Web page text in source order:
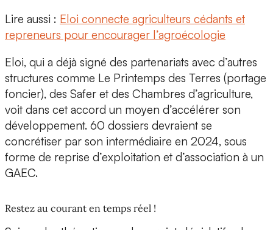
Lire aussi : Eloi connecte agriculteurs cédants et
repreneurs pour encourager l’agroécologie
Eloi, qui a déjà signé des partenariats avec d’autres
structures comme Le Printemps des Terres (portage
foncier), des Safer et des Chambres d’agriculture,
voit dans cet accord un moyen d’accélérer son
développement. 60 dossiers devraient se
concrétiser par son intermédiaire en 2024, sous
forme de reprise d’exploitation et d’association à un
GAEC.
Restez au courant en temps réel !